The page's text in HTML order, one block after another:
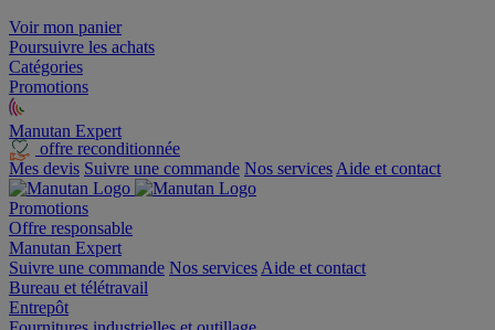
Voir mon panier
Poursuivre les achats
Catégories
Promotions
Manutan Expert
offre reconditionnée
Mes devis Suivre une commande Nos services Aide et contact
Promotions
Offre responsable
Manutan Expert
Suivre une commande Nos services Aide et contact
Bureau et télétravail
Entrepôt